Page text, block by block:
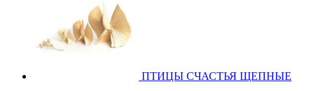
ПТИЦЫ СЧАСТЬЯ ЩЕПНЫЕ